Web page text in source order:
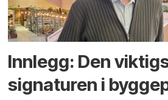
Innlegg: Den
signaturen i